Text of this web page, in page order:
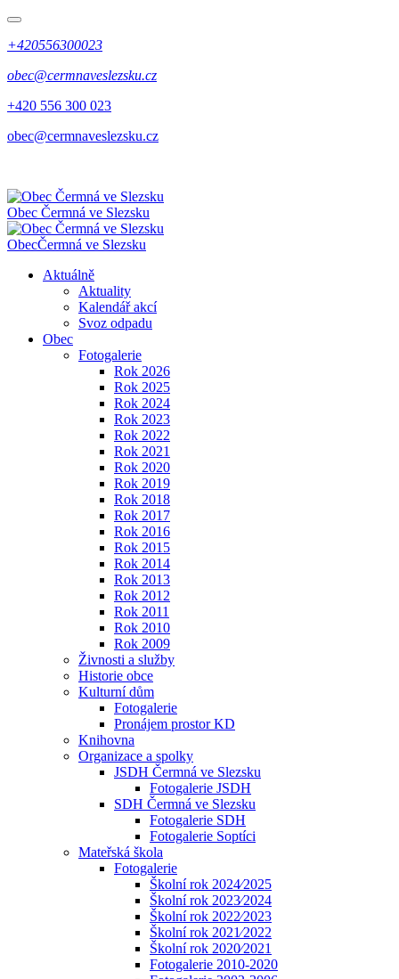
+420556300023
obec@cermnaveslezsku.cz
+420 556 300 023
obec@cermnaveslezsku.cz
Obec Čermná ve Slezsku
ObecČermná ve Slezsku
Aktuálně
Aktuality
Kalendář akcí
Svoz odpadu
Obec
Fotogalerie
Rok 2026
Rok 2025
Rok 2024
Rok 2023
Rok 2022
Rok 2021
Rok 2020
Rok 2019
Rok 2018
Rok 2017
Rok 2016
Rok 2015
Rok 2014
Rok 2013
Rok 2012
Rok 2011
Rok 2010
Rok 2009
Živnosti a služby
Historie obce
Kulturní dům
Fotogalerie
Pronájem prostor KD
Knihovna
Organizace a spolky
JSDH Čermná ve Slezsku
Fotogalerie JSDH
SDH Čermná ve Slezsku
Fotogalerie SDH
Fotogalerie Soptíci
Mateřská škola
Fotogalerie
Školní rok 2024⁄2025
Školní rok 2023⁄2024
Školní rok 2022⁄2023
Školní rok 2021⁄2022
Školní rok 2020⁄2021
Fotogalerie 2010-2020